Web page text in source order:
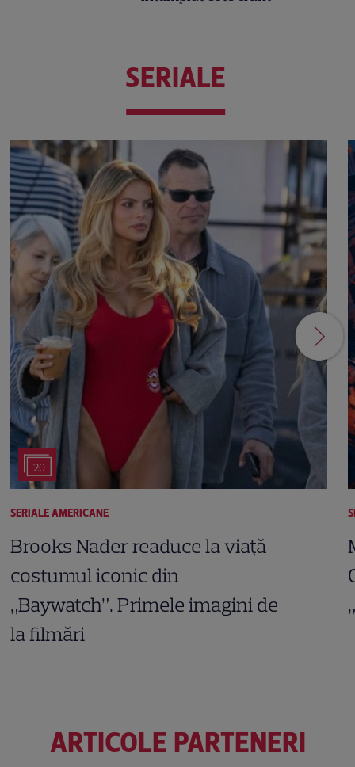
SERIALE
20
SERIALE AMERICANE
Brooks Nader readuce la viață
costumul iconic din
„Baywatch”. Primele imagini de
la filmări
ARTICOLE PARTENERI